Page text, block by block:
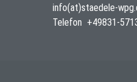
info(at)staedele-
Telefon +49831-